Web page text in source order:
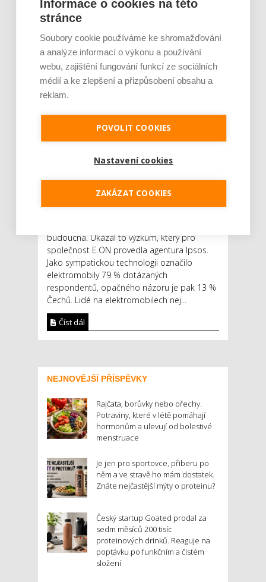
Češi oceňují ekologický
provoz elektromobilů. Uvítali
by jejich nižší cenu a dotace
AUTOR: REDAKCE
RUBRIKA: FINANCE
0 KOMENTÁŘŮ
budoucna. Ukázal to výzkum, který pro
společnost E.ON provedla agentura Ipsos.
Jako sympatickou technologii označilo
elektromobily 79 % dotázaných
respondentů, opačného názoru je pak 13 %
Čechů. Lidé na elektromobilech nej...
Číst dál
NEJNOVĚJŠÍ PŘÍSPĚVKY
Rajčata, borůvky nebo ořechy.
Potraviny, které v létě pomáhají
hormonům a ulevují od bolestivé
menstruace
Je jen pro sportovce, přiberu po
něm a ve stravě ho mám dostatek.
Znáte nejčastější mýty o proteinu?
Český startup Goated prodal za
sedm měsíců 200 tisíc
proteinových drinků. Reaguje na
poptávku po funkčním a čistém
složení
Informace o cookies na této
stránce
Soubory cookie používáme ke shromažďování
a analýze informací o výkonu a používání
webu, zajištění fungování funkcí ze sociálních
médií a ke zlepšení a přizpůsobení obsahu a
reklam.
POVOLIT COOKIES
Nastavení cookies
ZAKÁZAT COOKIES